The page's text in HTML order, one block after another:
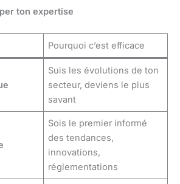
ton expertise
Pourquoi c’est efficace
Suis les évolutions de ton
secteur, deviens le plus
savant
Sois le premier informé
des tendances,
innovations,
réglementations